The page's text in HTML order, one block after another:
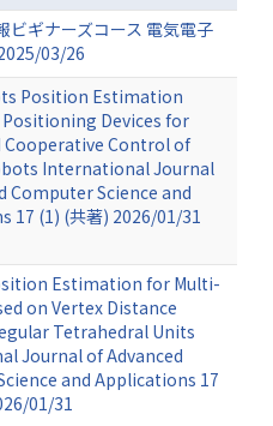
ビギナーズコース 電気電子
03/26
Position Estimation
Positioning Devices for
Control of
International Journal
Computer Science and
17 (1) (共著) 2026/01/31
Estimation for Multi-
on Vertex Distance
Tetrahedral Units
Journal of Advanced
and Applications 17
01/31